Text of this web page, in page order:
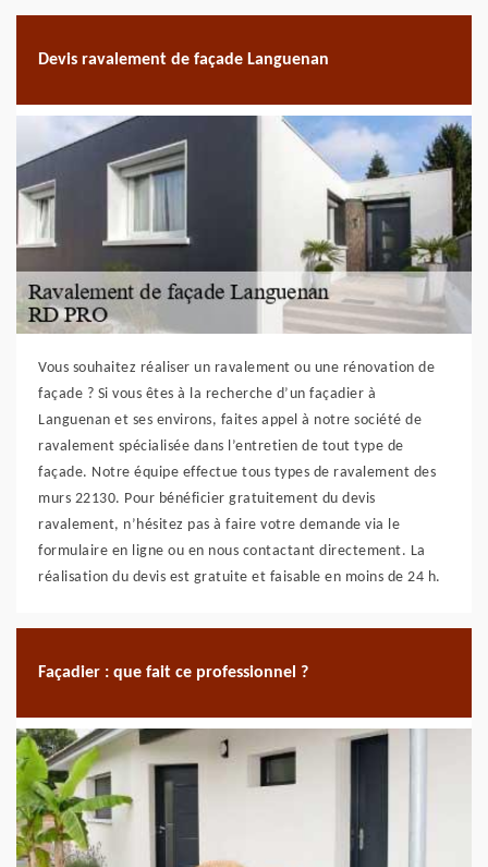
Devis ravalement de façade Languenan
Vous souhaitez réaliser un ravalement ou une rénovation de
façade ? Si vous êtes à la recherche d’un façadier à
Languenan et ses environs, faites appel à notre société de
ravalement spécialisée dans l’entretien de tout type de
façade. Notre équipe effectue tous types de ravalement des
murs 22130. Pour bénéficier gratuitement du devis
ravalement, n’hésitez pas à faire votre demande via le
formulaire en ligne ou en nous contactant directement. La
réalisation du devis est gratuite et faisable en moins de 24 h.
Façadier : que fait ce professionnel ?